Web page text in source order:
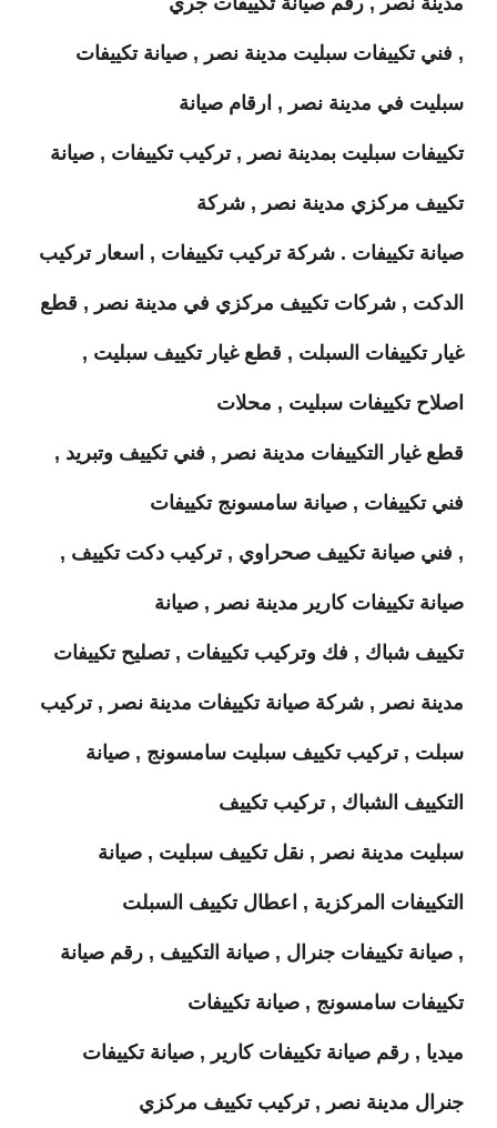
, فني تكييفات سبليت مدينة نصر , صيانة تكييفات
سبليت في مدينة نصر , ارقام صيانة
تكييفات سبليت بمدينة نصر , تركيب تكييفات , صيانة
تكييف مركزي مدينة نصر , شركة
صيانة تكييفات . شركة تركيب تكييفات , اسعار تركيب
الدكت , شركات تكييف مركزي في مدينة نصر , قطع
غيار تكييفات السبلت , قطع غيار تكييف سبليت ,
اصلاح تكييفات سبليت , محلات
قطع غيار التكييفات مدينة نصر , فني تكييف وتبريد ,
فني تكييفات , صيانة سامسونج تكييفات
, فني صيانة تكييف صحراوي , تركيب دكت تكييف ,
صيانة تكييفات كارير مدينة نصر , صيانة
تكييف شباك , فك وتركيب تكييفات , تصليح تكييفات
مدينة نصر , شركة صيانة تكييفات مدينة نصر , تركيب
سبلت , تركيب تكييف سبليت سامسونج , صيانة
التكييف الشباك , تركيب تكييف
سبليت مدينة نصر , نقل تكييف سبليت , صيانة
التكييفات المركزية , اعطال تكييف السبلت
, صيانة تكييفات جنرال , صيانة التكييف , رقم صيانة
تكييفات سامسونج , صيانة تكييفات
ميديا , رقم صيانة تكييفات كارير , صيانة تكييفات
جنرال مدينة نصر , تركيب تكييف مركزي